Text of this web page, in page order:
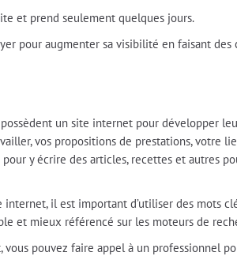
et prend seulement quelques jours.
pour augmenter sa visibilité en faisant des
un site internet pour développer
vos propositions de prestations, votre
y écrire des articles, recettes et autres
il est important d’utiliser des mots
et mieux référencé sur les moteurs de
vous pouvez faire appel à un professionnel